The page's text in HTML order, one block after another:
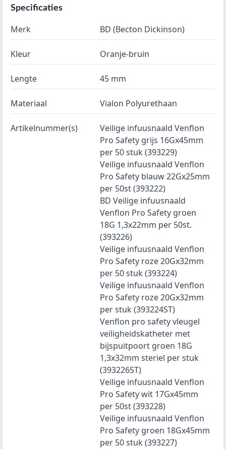
Specificaties
Merk BD (Becton Dickinson)
Kleur Oranje-bruin
Lengte 45 mm
Materiaal Vialon Polyurethaan
Artikelnummer(s)
Veilige infuusnaald Venflon
Pro Safety grijs 16Gx45mm
per 50 stuk (393229)
Veilige infuusnaald Venflon
Pro Safety blauw 22Gx25mm
per 50st (393222)
BD Veilige infuusnaald
Venflon Pro Safety groen
18G 1,3x22mm per 50st.
(393226)
Veilige infuusnaald Venflon
Pro Safety roze 20Gx32mm
per 50 stuk (393224)
Veilige infuusnaald Venflon
Pro Safety roze 20Gx32mm
per stuk (393224ST)
Venflon pro safety vleugel
veiligheidskatheter met
bijspuitpoort groen 18G
1,3x32mm steriel per stuk
(393226ST)
Veilige infuusnaald Venflon
Pro Safety wit 17Gx45mm
per 50st (393228)
Veilige infuusnaald Venflon
Pro Safety groen 18Gx45mm
per 50 stuk (393227)